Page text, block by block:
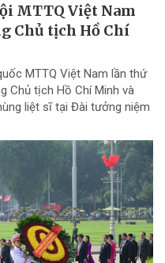
MTTQ Việt Nam
Chủ tịch Hồ Chí
MTTQ Việt Nam lần thứ
Chủ tịch Hồ Chí Minh và
liệt sĩ tại Đài tưởng niệm